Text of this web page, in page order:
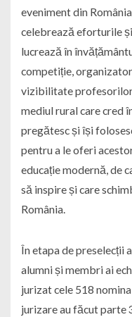
eveniment din
celebrează eforturile
lucrează în
competiție,
vizibilitate
mediul rural care cred
pregătesc și își
pentru a le oferi
educație modernă, de
să inspire și care
România.
În etapa de preselecții
alumni și membri ai
jurizat cele 518
jurizare au făcut parte